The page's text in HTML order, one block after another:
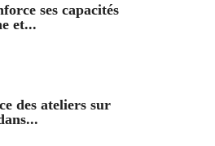
ses capacités
et...
des ateliers sur